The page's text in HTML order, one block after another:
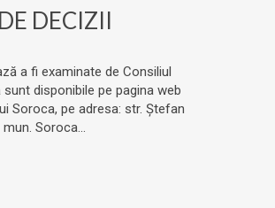
DECIZII
a fi examinate de Consiliul
disponibile pe pagina web
Soroca, pe adresa: str. Ștefan
Soroca...